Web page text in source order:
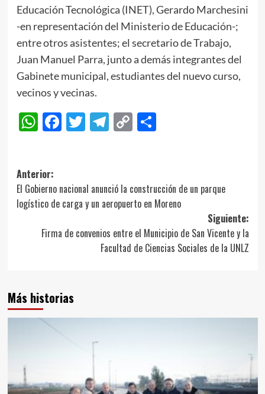
Educación Tecnológica (INET), Gerardo Marchesini
-en representación del Ministerio de Educación-;
entre otros asistentes; el secretario de Trabajo,
Juan Manuel Parra, junto a demás integrantes del
Gabinete municipal, estudiantes del nuevo curso,
vecinos y vecinas.
WhatsApp
Facebook
Twitter
Telegram
CopyCompartir
Navegación
de
entradas
Anterior:
El Gobierno nacional anunció la construcción de un parque
logístico de carga y un aeropuerto en Moreno
Siguiente:
Firma de convenios entre el Municipio de San Vicente y la
Facultad de Ciencias Sociales de la UNLZ
Más historias